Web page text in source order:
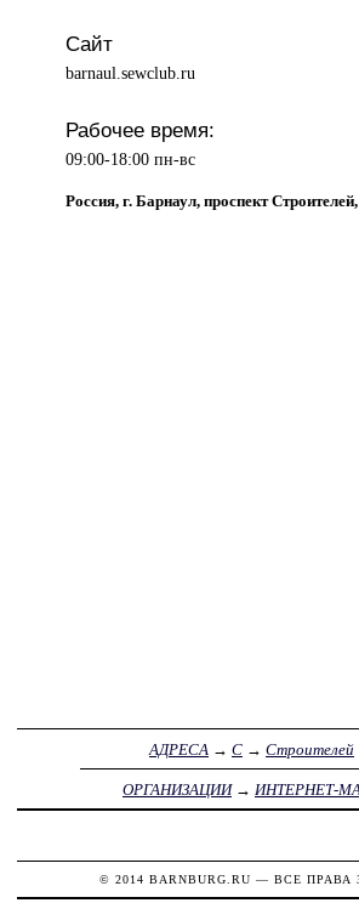
Сайт
barnaul.sewclub.ru
Рабочее время:
09:00-18:00 пн-вс
Россия, г. Барнаул, проспект
АДРЕСА → С → Строителей
ОРГАНИЗАЦИИ→ ИНТЕРНЕТ-
© 2014 BARNBURG.RU — ВСЕ ПРАВА